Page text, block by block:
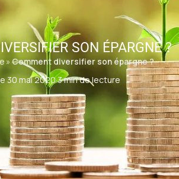
SON ÉPARGNE ?
» Comment diversifier son épargne ?
30 mai 2020·3 min de lecture